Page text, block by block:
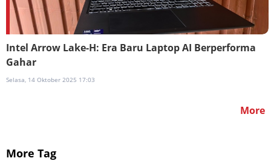
Intel Arrow Lake-H: Era Baru Laptop AI Berperforma
Gahar
Selasa, 14 Oktober 2025 17:03
More
More Tag